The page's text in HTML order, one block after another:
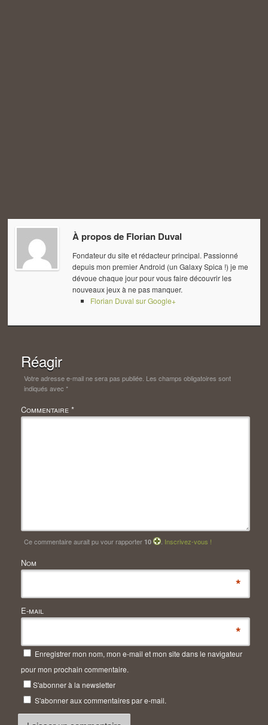
À propos de Florian Duval
Fondateur du site et rédacteur principal. Passionné
depuis mon premier Android (un Galaxy Spica !) je me
dévoue chaque jour pour vous faire découvrir les
nouveaux jeux à ne pas manquer.
Florian Duval sur Google+
Réagir
Votre adresse e-mail ne sera pas publiée. Les champs obligatoires sont
indiqués avec *
Commentaire *
Ce commentaire aurait pu vour rapporter10 . Inscrivez-vous !
Nom
*
E-mail
*
Enregistrer mon nom, mon e-mail et mon site dans le navigateur
pour mon prochain commentaire.
S'abonner à la newsletter
S'abonner aux commentaires par e-mail.